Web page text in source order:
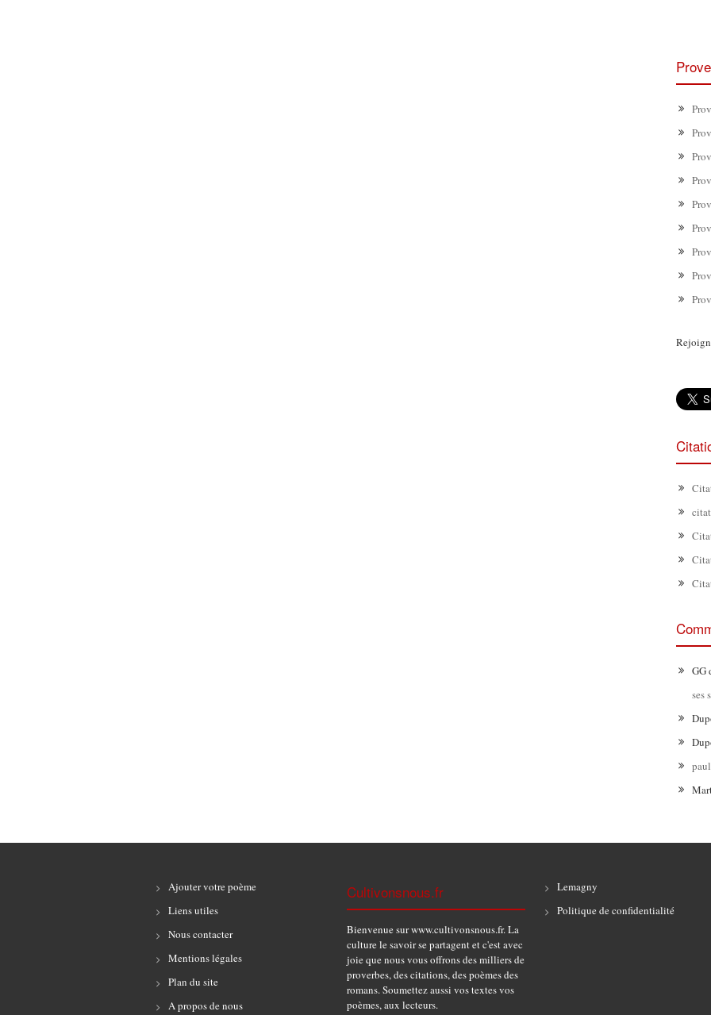
GG
ses
paul
Ajouter votre poème
Liens utiles
Nous contacter
Mentions légales
Plan du site
A propos de nous
Cultivonsnous.fr
Bienvenue sur www.cultivonsnous.fr. La
culture le savoir se partagent et c'est avec
joie que nous vous offrons des milliers de
proverbes, des citations, des poèmes des
romans. Soumettez aussi vos textes vos
poèmes, aux lecteurs.
Lemagny
Politique de confidentialité